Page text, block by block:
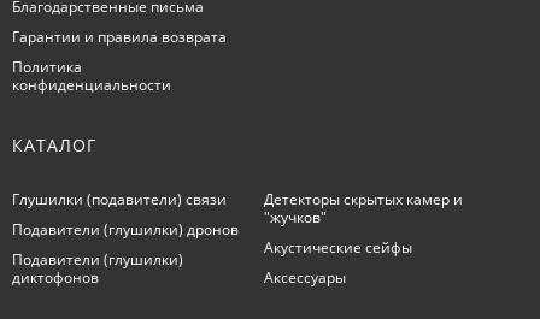
Благодарственные письма
Гарантии и правила возврата
Политика
конфиденциальности
КАТАЛОГ
Глушилки (подавители) связи
Подавители (глушилки) дронов
Подавители (глушилки)
диктофонов
Детекторы скрытых камер и
"жучков"
Акустические сейфы
Аксессуары